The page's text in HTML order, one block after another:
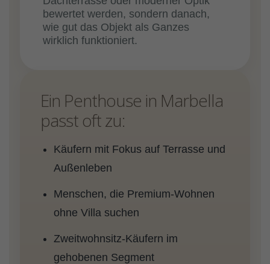
bewertet werden, sondern danach,
wie gut das Objekt als Ganzes
wirklich funktioniert.
Ein Penthouse in Marbella
passt oft zu:
Käufern mit Fokus auf Terrasse und
Außenleben
Menschen, die Premium-Wohnen
ohne Villa suchen
Zweitwohnsitz-Käufern im
gehobenen Segment